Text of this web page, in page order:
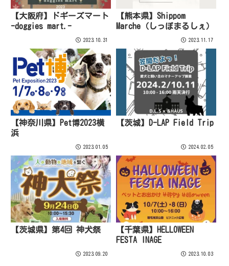
【大阪府】ドギーズマート
-doggies mart.-
2023.10.31
【熊本県】Shippom
Marche（しっぽまるしぇ）
2023.11.17
【神奈川県】Pet博2023横
浜
2023.01.05
【茨城】D-LAP Field Trip
2024.02.05
【茨城県】第4回 神犬祭
2023.09.20
【千葉県】HELLOWEEN
FESTA INAGE
2023.10.03